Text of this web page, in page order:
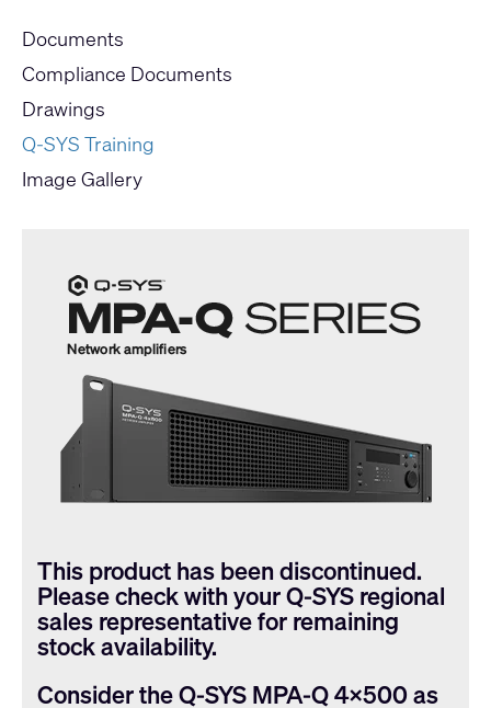
Documents
Compliance Documents
Drawings
Q-SYS Training
Image Gallery
This product has been discontinued.
Please check with your Q-SYS regional
sales representative for remaining
stock availability.
Consider the Q-SYS MPA-Q 4x500 as